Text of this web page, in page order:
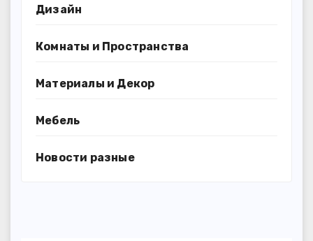
Дизайн
Комнаты и Пространства
Материалы и Декор
Мебель
Новости разные